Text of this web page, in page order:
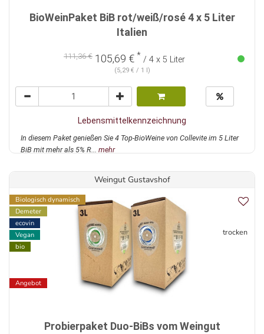
BioWeinPaket BiB rot/weiß/rosé 4 x 5 Liter
Italien
111,36 € 105,69 € * / 4 x 5 Liter
(5,29 € / 1 l)
Lebensmittelkennzeichnung
In diesem Paket genießen Sie 4 Top-BioWeine von Collevite im 5 Liter
BiB mit mehr als 5% R... mehr
Weingut Gustavshof
Biologisch dynamisch
Demeter
ecovin
Vegan
bio
Angebot
trocken
Probierpaket Duo-BiBs vom Weingut